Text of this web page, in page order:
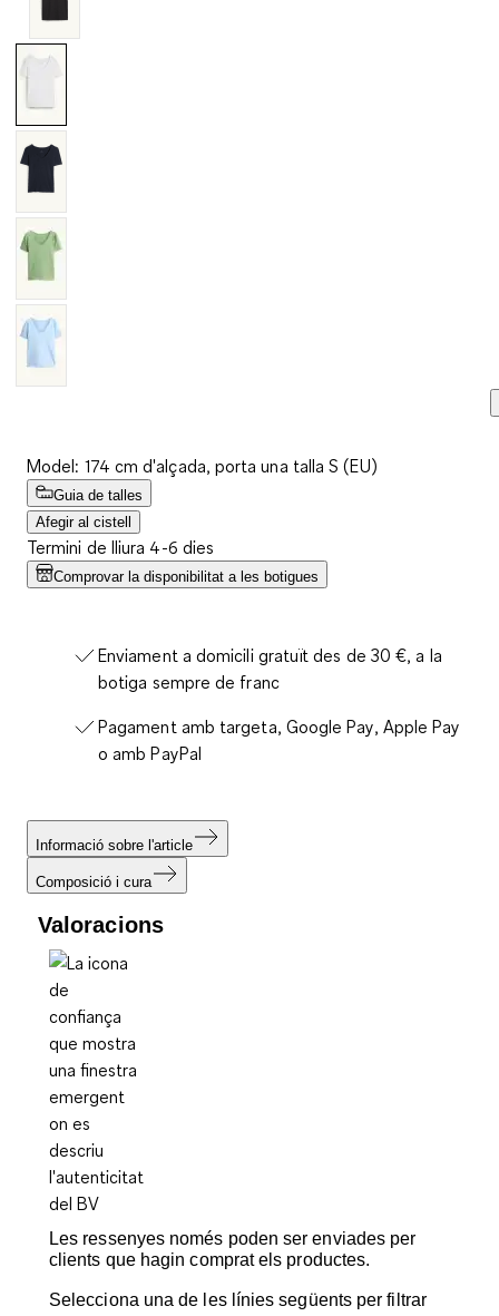
Model: 174 cm d'alçada, porta una talla S (EU)
Guia de talles
Afegir al cistell
Termini de lliura 4-6 dies
Comprovar la disponibilitat a les botigues
Enviament a domicili gratuït des de 30 €, a la
botiga sempre de franc
Pagament amb targeta, Google Pay, Apple Pay
o amb PayPal
Informació sobre l'article
Composició i cura
Valoracions
Les ressenyes només poden ser enviades per
clients que hagin comprat els productes.
Selecciona una de les línies següents per filtrar